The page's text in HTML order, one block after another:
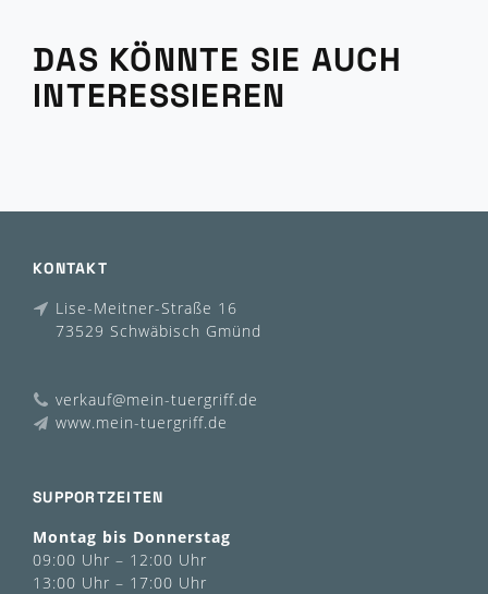
DAS KÖNNTE SIE AUCH
INTERESSIEREN
KONTAKT
Lise-Meitner-Straße 16
73529 Schwäbisch Gmünd
verkauf@mein-tuergriff.de
www.mein-tuergriff.de
SUPPORTZEITEN
Montag bis Donnerstag
09:00 Uhr – 12:00 Uhr
13:00 Uhr – 17:00 Uhr